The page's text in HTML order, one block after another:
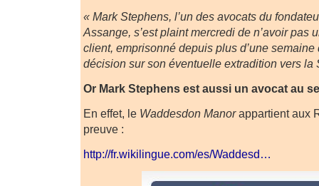
« Mark Stephens, l’un des avocats du
Assange, s’est plaint mercredi de n’avoir pas
client, emprisonné depuis plus d’une semaine
décision sur son éventuelle extradition vers la
Or Mark Stephens est aussi un avocat au
En effet, le Waddesdon Manorappartient aux
preuve :
http://fr.wikilingue.com/es/Waddesd…